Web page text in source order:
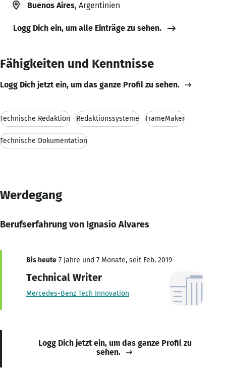
Buenos Aires, Argentinien
Logg Dich ein, um alle Einträge zu sehen.
Fähigkeiten und Kenntnisse
Logg Dich jetzt ein, um das ganze Profil zu sehen.
Technische Redaktion Redaktionssysteme FrameMaker
Technische Dokumentation
Werdegang
Berufserfahrung von Ignasio Alvares
Bis heute 7 Jahre und 7 Monate, seit Feb. 2019
Technical Writer
Mercedes-Benz Tech Innovation
Logg Dich jetzt ein, um das ganze Profil zu
sehen.